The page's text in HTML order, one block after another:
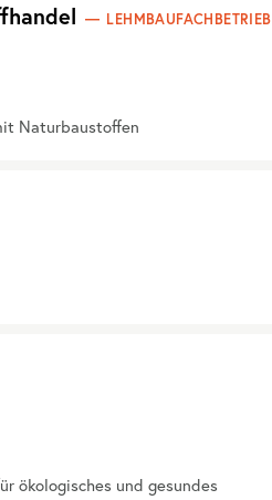
LEHMBAUFACHBETRIEB
Naturbaustoffen
ökologisches und gesundes